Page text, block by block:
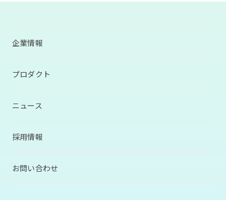
企業情報
プロダクト
ニュース
採用情報
お問い合わせ